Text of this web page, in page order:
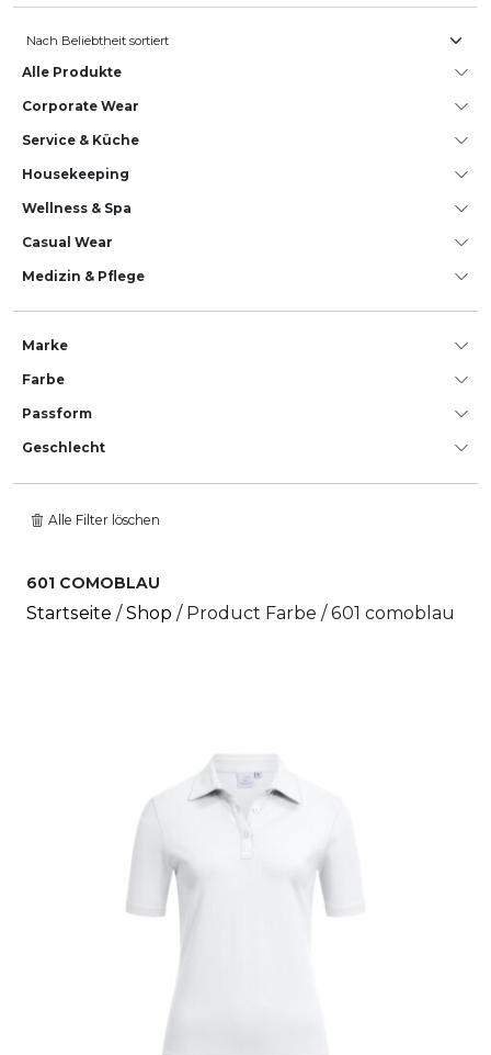
Alle Produkte
Corporate Wear
Service & Küche
House­keeping
Wellness & Spa
Casual Wear
Medizin & Pflege
Marke
Farbe
Passform
Geschlecht
Alle Filter löschen
601 COMOBLAU
Startseite /Shop / Product Farbe / 601 comoblau